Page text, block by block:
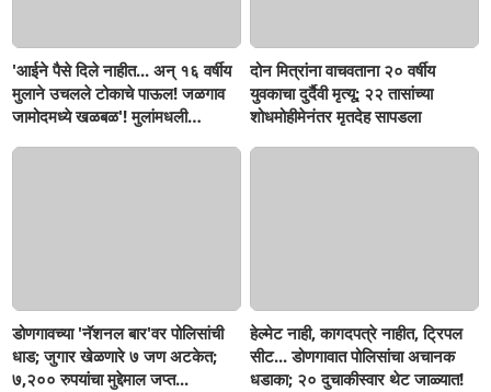
'आईने पैसे दिले नाहीत... अन् १६ वर्षीय
मुलाने उचलले टोकाचे पाऊल! जळगाव
जामोदमध्ये खळबळ'! मुलांमधली
दोन मित्रांना वाचवताना २० वर्षीय
युवकाचा दुर्दैवी मृत्यू; २२ तासांच्या
शोधमोहीमेनंतर मृतदेह सापडला
डोणगावच्या 'नॅशनल बार'वर पोलिसांची
धाड; जुगार खेळणारे ७ जण अटकेत;
७,२०० रुपयांचा मुद्देमाल जप्त...
हेल्मेट नाही, कागदपत्रे नाहीत, ट्रिपल
सीट... डोणगावात पोलिसांचा अचानक
धडाका; २० दुचाकीस्वार थेट जाळ्यात!